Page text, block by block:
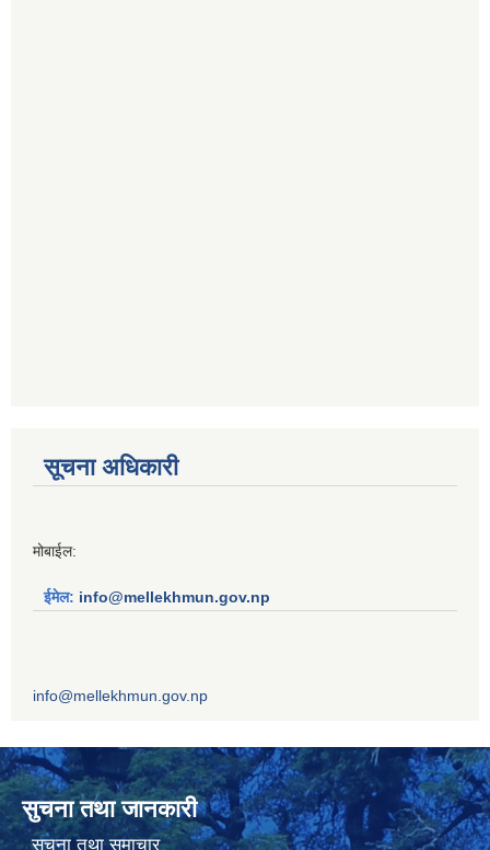
सूचना अधिकारी
मोबाईल:
ईमेल: info@mellekhmun.gov.np
info@mellekhmun.gov.np
सुचना तथा जानकारी
सूचना तथा समाचार